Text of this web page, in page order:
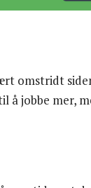
omstridt
jobbe mer,